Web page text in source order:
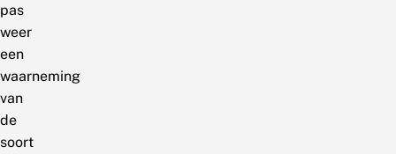
pas
weer
een
waarneming
van
de
soort